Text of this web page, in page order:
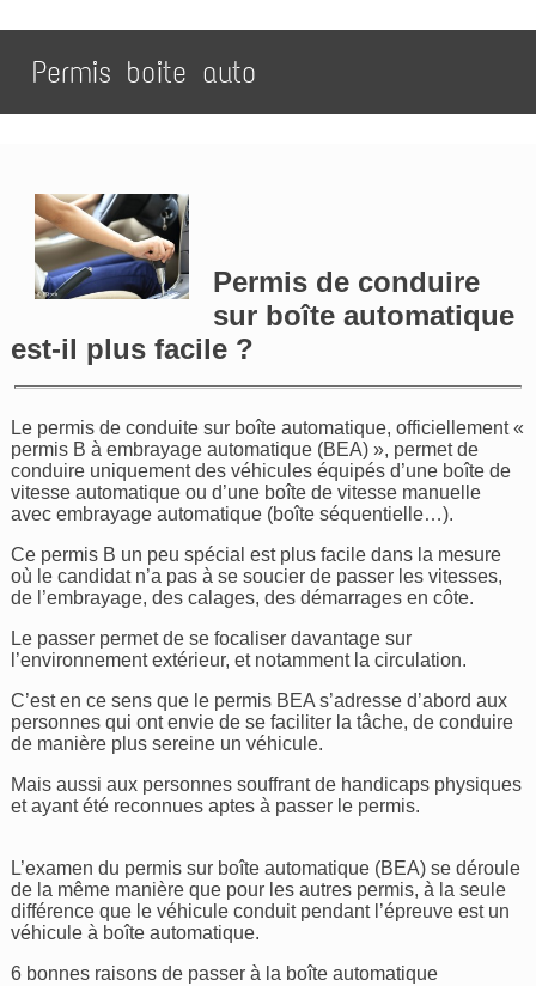
Permis boite auto
Permis de conduire
sur boîte automatique
est-il plus facile ?
Le permis de conduite sur boîte automatique, officiellement «
permis B à embrayage automatique (BEA) », permet de
conduire uniquement des véhicules équipés d’une boîte de
vitesse automatique ou d’une boîte de vitesse manuelle
avec embrayage automatique (boîte séquentielle…).
Ce permis B un peu spécial est plus facile dans la mesure
où le candidat n’a pas à se soucier de passer les vitesses,
de l’embrayage, des calages, des démarrages en côte.
Le passer permet de se focaliser davantage sur
l’environnement extérieur, et notamment la circulation.
C’est en ce sens que le permis BEA s’adresse d’abord aux
personnes qui ont envie de se faciliter la tâche, de conduire
de manière plus sereine un véhicule.
Mais aussi aux personnes souffrant de handicaps physiques
et ayant été reconnues aptes à passer le permis.
L’examen du permis sur boîte automatique (BEA) se déroule
de la même manière que pour les autres permis, à la seule
différence que le véhicule conduit pendant l’épreuve est un
véhicule à boîte automatique.
6 bonnes raisons de passer à la boîte automatique